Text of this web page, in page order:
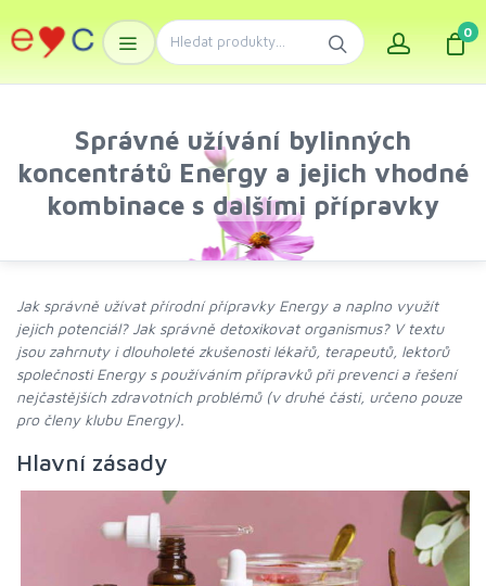
0
Správné užívání bylinných
koncentrátů Energy a jejich vhodné
kombinace s dalšími přípravky
Jak správně užívat přírodní přípravky Energy a naplno využít
jejich potenciál? Jak správně detoxikovat organismus? V textu
jsou zahrnuty i dlouholeté zkušenosti lékařů, terapeutů, lektorů
společnosti Energy s používáním přípravků při prevenci a řešení
nejčastějších zdravotních problémů (v druhé části, určeno pouze
pro členy klubu Energy).
Hlavní zásady